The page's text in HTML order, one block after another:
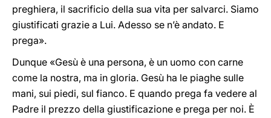
preghiera, il sacrificio della sua vita per salvarci. Siamo
giustificati grazie a Lui. Adesso se n’è andato. E
prega».
Dunque «Gesù è una persona, è un uomo con carne
come la nostra, ma in gloria. Gesù ha le piaghe sulle
mani, sui piedi, sul fianco. E quando prega fa vedere al
Padre il prezzo della giustificazione e prega per noi. È